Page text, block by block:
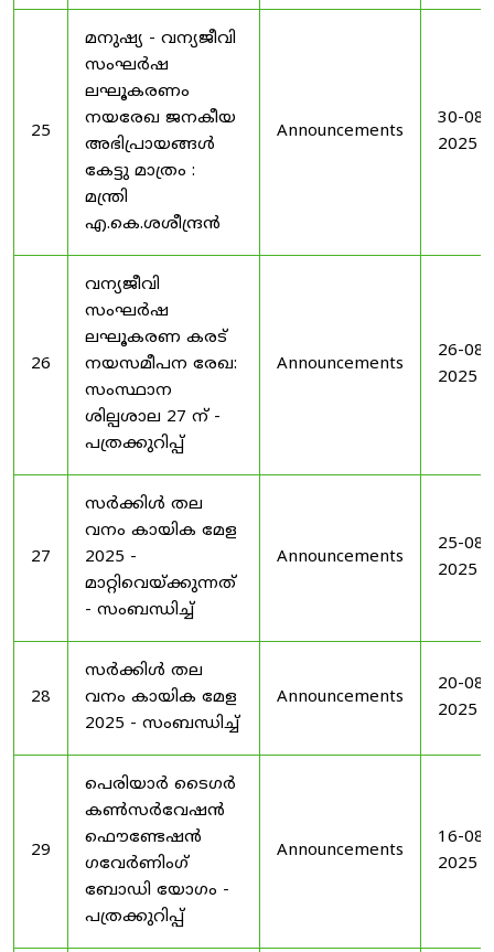
25
മനുഷ്യ - വന്യജീവി
സംഘർഷ
ലഘൂകരണം
നയരേഖ ജനകീയ
അഭിപ്രായങ്ങൾ
കേട്ടു മാത്രം :
മന്ത്രി
എ.കെ.ശശീന്ദ്രൻ
Announcements
30-08-
2025
26
വന്യജീവി
സംഘർഷ
ലഘൂകരണ കരട്
നയസമീപന രേഖ:
സംസ്ഥാന
ശില്പശാല 27 ന് -
പത്രക്കുറിപ്പ്
Announcements
26-08-
2025
27
സർക്കിൾ തല
വനം കായിക മേള
2025 -
മാറ്റിവെയ്ക്കുന്നത്
- സംബന്ധിച്ച്
Announcements
25-08-
2025
28
സർക്കിൾ തല
വനം കായിക മേള
2025 - സംബന്ധിച്ച്
Announcements
20-08-
2025
29
പെരിയാർ ടൈഗർ
കൺസർവേഷൻ
ഫൌണ്ടേഷൻ
ഗവേർണിംഗ്
ബോഡി യോഗം -
പത്രക്കുറിപ്പ്
Announcements
16-08-
2025